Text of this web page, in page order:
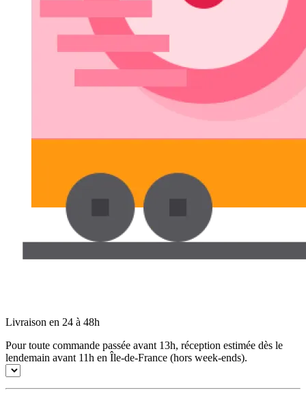
Livraison en 24 à 48h
Pour toute commande passée avant 13h, réception estimée dès le
lendemain avant 11h en Île-de-France (hors week-ends).